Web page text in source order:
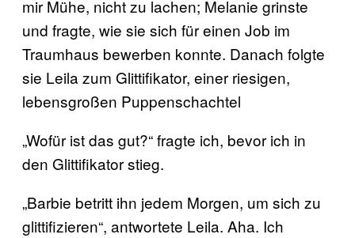
mir Mühe, nicht zu lachen; Melanie grinste
und fragte, wie sie sich für einen Job im
Traumhaus bewerben konnte. Danach folgte
sie Leila zum Glittifikator, einer riesigen,
lebensgroßen Puppenschachtel
„Wofür ist das gut?“ fragte ich, bevor ich in
den Glittifikator stieg.
„Barbie betritt ihn jedem Morgen, um sich zu
glittifizieren“, antwortete Leila. Aha. Ich